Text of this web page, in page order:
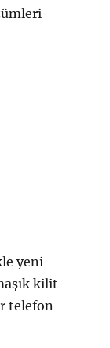
yeni
kilit
telefon